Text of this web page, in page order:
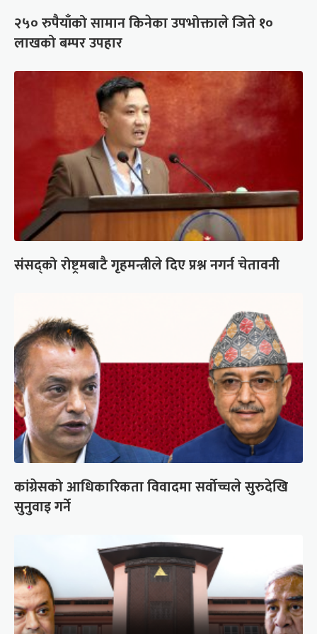
२५० रुपैयाँको सामान किनेका उपभोक्ताले जिते १०
लाखको बम्पर उपहार
संसद्को रोष्ट्रमबाटै गृहमन्त्रीले दिए प्रश्न नगर्न चेतावनी
कांग्रेसको आधिकारिकता विवादमा सर्वोच्चले सुरुदेखि
सुनुवाइ गर्ने